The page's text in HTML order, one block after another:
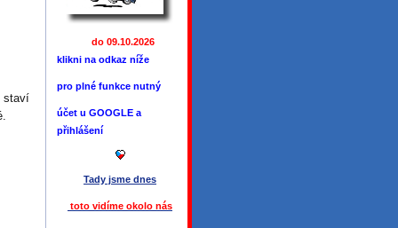
do 09.10.2026
klikni na odkaz níže
pro plné funkce nutný
účet u GOOGLE a
přihlášení
Tady jsme dnes
toto vidíme okolo nás
staví